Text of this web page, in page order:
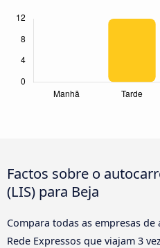
Factos sobre o
(LIS) para Beja
Compara todas as empresas
Rede Expressos que viajam 3